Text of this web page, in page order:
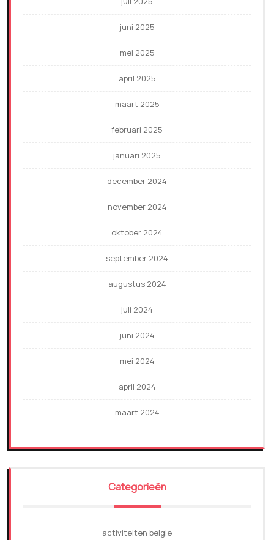
juni 2025
mei 2025
april 2025
maart 2025
februari 2025
januari 2025
december 2024
november 2024
oktober 2024
september 2024
augustus 2024
juli 2024
juni 2024
mei 2024
april 2024
maart 2024
Categorieën
activiteiten belgie